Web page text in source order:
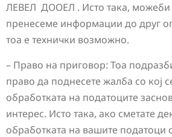
ЛЕВЕЛ ДООЕЛ . Исто така, можеби
пренесеме информации до друг
тоа е технички возможно.
– Право на приговор: Тоа
право да поднесете жалба со кој
обработката на податоците
интерес. Исто така, ако сметате
обработката на вашите податоци